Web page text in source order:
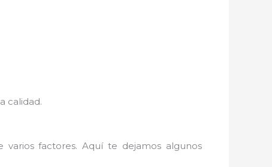
calidad.
varios factores. Aquí te dejamos algunos